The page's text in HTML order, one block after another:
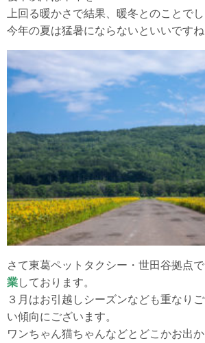
上回る暖かさで結果、暖冬とのことでし
今年の夏は猛暑にならないといいですね
さて東葛ペットタクシー・世田谷拠点
業しております。
３月はお引越しシーズンなども重なり
い傾向にございます。
ワンちゃん猫ちゃんなどとどこかお出